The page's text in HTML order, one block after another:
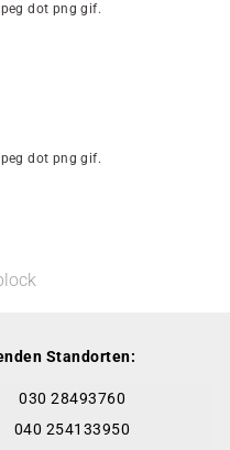
dot png gif.
dot png gif.
Standorten:
030 28493760
040 254133950